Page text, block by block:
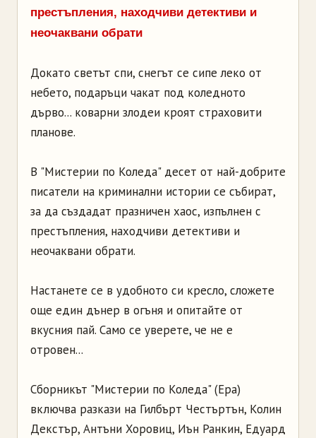
престъпления, находчиви детективи и
неочаквани обрати
Докато светът спи, снегът се сипе леко от
небето, подаръци чакат под коледното
дърво... коварни злодеи кроят страховити
планове.
В "Мистерии по Коледа" десет от най-добрите
писатели на криминални истории се събират,
за да създадат празничен хаос, изпълнен с
престъпления, находчиви детективи и
неочаквани обрати.
Настанете се в удобното си кресло, сложете
още един дънер в огъня и опитайте от
вкусния пай. Само се уверете, че не е
отровен...
Сборникът "Мистерии по Коледа" (Ера)
включва разкази на Гилбърт Честъртън, Колин
Декстър, Антъни Хоровиц, Иън Ранкин, Едуард